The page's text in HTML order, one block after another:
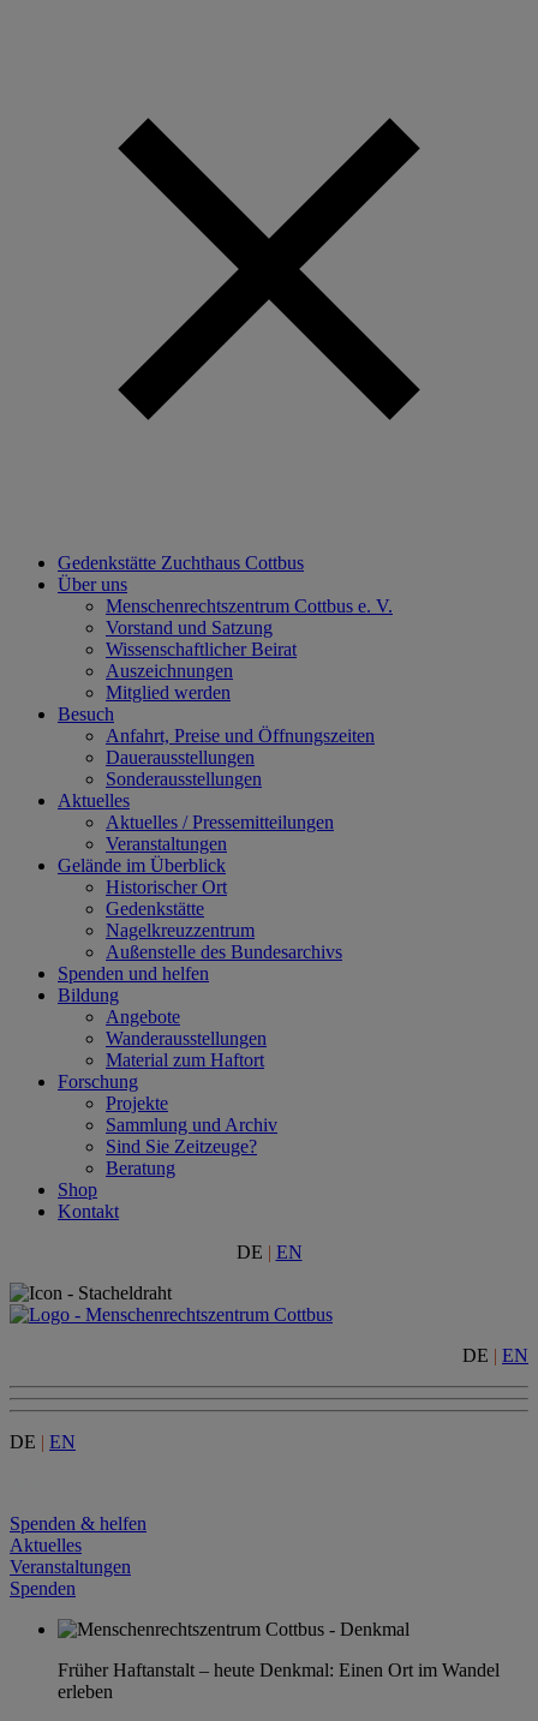
Gedenkstätte Zuchthaus Cottbus
Über uns
Menschenrechtszentrum Cottbus e. V.
Vorstand und Satzung
Wissenschaftlicher Beirat
Auszeichnungen
Mitglied werden
Besuch
Anfahrt, Preise und Öffnungszeiten
Dauerausstellungen
Sonderausstellungen
Aktuelles
Aktuelles / Pressemitteilungen
Veranstaltungen
Gelände im Überblick
Historischer Ort
Gedenkstätte
Nagelkreuzzentrum
Außenstelle des Bundesarchivs
Spenden und helfen
Bildung
Angebote
Wanderausstellungen
Material zum Haftort
Forschung
Projekte
Sammlung und Archiv
Sind Sie Zeitzeuge?
Beratung
Shop
Kontakt
DE | EN
DE | EN
DE | EN
Spenden & helfen
Aktuelles
Veranstaltungen
Spenden
Früher Haftanstalt – heute Denkmal: Einen Ort im Wandel
erleben